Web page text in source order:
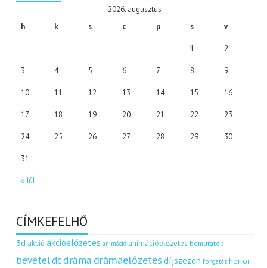
2026. augusztus
h
k s c p s v
« Júl
1 2
3 4 5 6 7 8 9
10 11 12 13 14 15 16
17 18 19 20 21 22 23
24 25 26 27 28 29 30
31
CÍMKEFELHŐ
3d akció akcióelőzetes animáció animációelőzetes bemutatók
bevételdcdráma drámaelőzetes díjszezon forgatás horror